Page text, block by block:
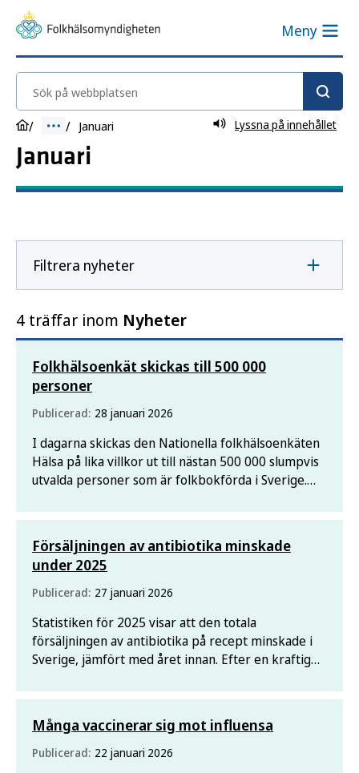
Meny
Sök på webbplatsen
Januari Lyssna på innehållet
Januari
Filtrera nyheter
4 träffar inom Nyheter
Folkhälsoenkät skickas till 500 000
personer
Publicerad: 28 januari 2026
I dagarna skickas den Nationella folkhälsoenkäten
Hälsa på lika villkor ut till nästan 500 000 slumpvis
utvalda personer som är folkbokförda i Sverige.
välbefinnande bland personer som är 16 år eller
Försäljningen av antibiotika minskade
under 2025
Publicerad: 27 januari 2026
Statistiken för 2025 visar att den totala
försäljningen av antibiotika på recept minskade i
Sverige, jämfört med året innan. Efter en kraftig
försäljningen under 2022 och 2023.
Många vaccinerar sig mot influensa
Publicerad: 22 januari 2026